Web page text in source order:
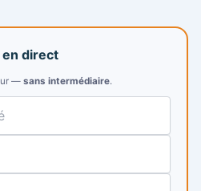
direct
— sans intermédiaire.